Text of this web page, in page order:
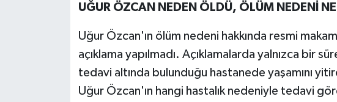
UĞUR ÖZCAN NEDEN ÖLDÜ, ÖLÜM NEDENİ
Uğur Özcan'ın ölüm nedeni hakkında resmi
açıklama yapılmadı. Açıklamalarda yalnızca bir
tedavi altında bulunduğu hastanede yaşamını
Uğur Özcan'ın hangi hastalık nedeniyle tedavi